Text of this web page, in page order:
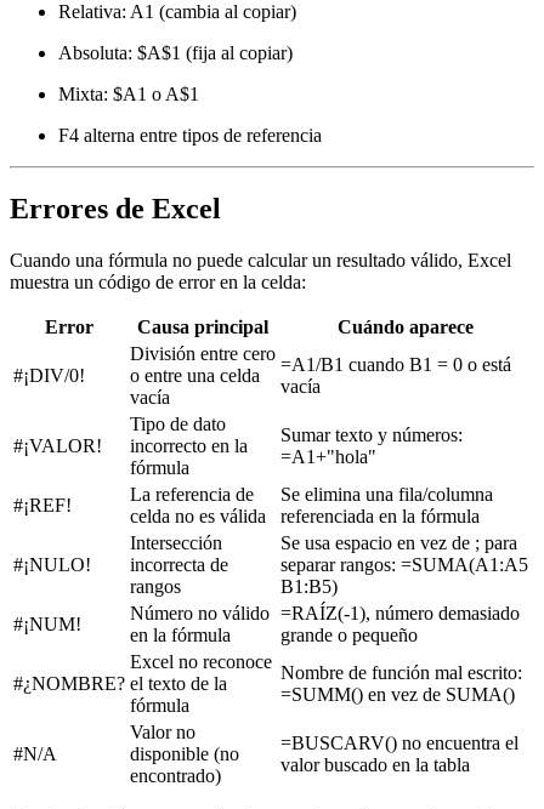
Relativa: A1 (cambia al copiar)
Absoluta: $A$1 (fija al copiar)
Mixta: $A1 o A$1
F4 alterna entre tipos de referencia
Errores de Excel
Cuando una fórmula no puede calcular un resultado válido, Excel
muestra un código de error en la celda:
Error Causa principal Cuándo aparece
#¡DIV/0!
División entre cero
o entre una celda
vacía
=A1/B1 cuando B1 = 0 o está
vacía
#¡VALOR!
Tipo de dato
incorrecto en la
fórmula
Sumar texto y números:
=A1+"hola"
#¡REF!
La referencia de
celda no es válida
Se elimina una fila/columna
referenciada en la fórmula
#¡NULO!
Intersección
incorrecta de
rangos
Se usa espacio en vez de ; para
separar rangos: =SUMA(A1:A5
B1:B5)
#¡NUM!
Número no válido
en la fórmula
=RAÍZ(-1), número demasiado
grande o pequeño
#¿NOMBRE?
Excel no reconoce
el texto de la
fórmula
Nombre de función mal escrito:
=SUMM() en vez de SUMA()
#N/A
Valor no
disponible (no
encontrado)
=BUSCARV() no encuentra el
valor buscado en la tabla